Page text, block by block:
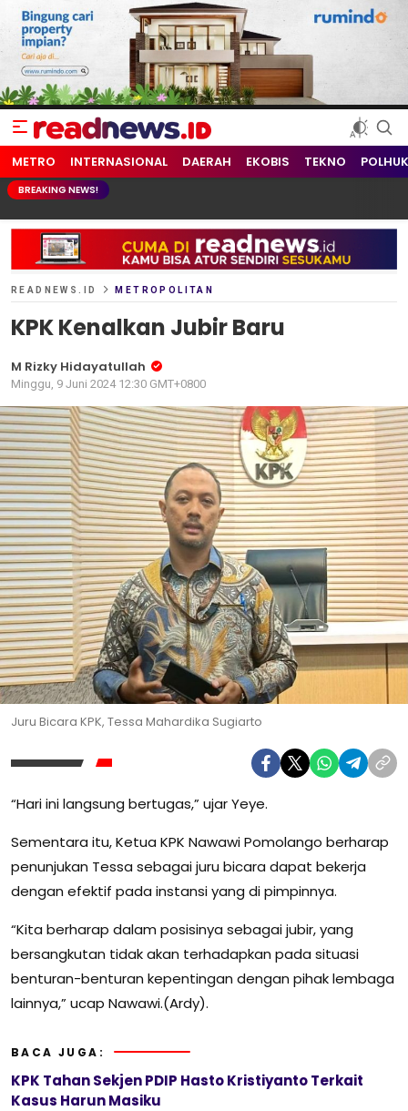
readnews.id
Berita Terkini, Update Terbaru Hari ini dari Indonesia dan Dunia
METRO INTERNASIONAL DAERAH EKOBIS TEKNO
BREAKING NEWS!
READNEWS.ID METROPOLITAN
KPK Kenalkan Jubir Baru
M Rizky Hidayatullah
Minggu, 9 Juni 2024 12:30 GMT+0800
Juru Bicara KPK, Tessa Mahardika Sugiarto
“Hari ini langsung bertugas,” ujar Yeye.
Sementara itu, Ketua KPK Nawawi Pomolango berharap
penunjukan Tessa sebagai juru bicara dapat bekerja
dengan efektif pada instansi yang di pimpinnya.
“Kita berharap dalam posisinya sebagai jubir, yang
bersangkutan tidak akan terhadapkan pada situasi
benturan-benturan kepentingan dengan pihak lembaga
lainnya,” ucap Nawawi.(Ardy).
BACA JUGA:
KPK Tahan Sekjen PDIP Hasto Kristiyanto Terkait
Kasus Harun Masiku